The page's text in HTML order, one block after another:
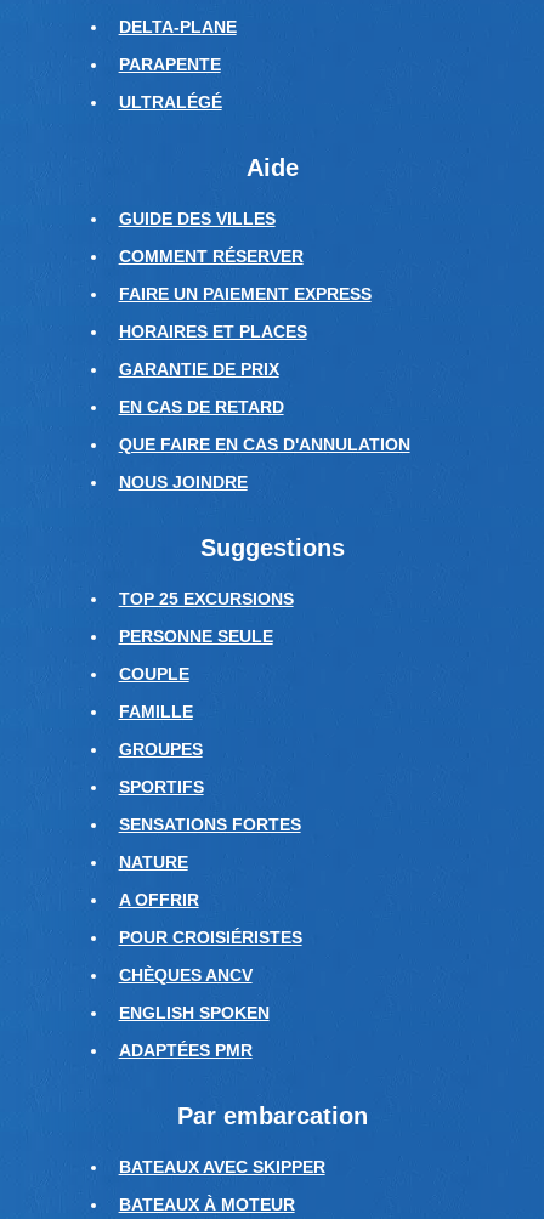
DELTA-PLANE
PARAPENTE
ULTRALÉGÉ
Aide
GUIDE DES VILLES
COMMENT RÉSERVER
FAIRE UN PAIEMENT EXPRESS
HORAIRES ET PLACES
GARANTIE DE PRIX
EN CAS DE RETARD
QUE FAIRE EN CAS D'ANNULATION
NOUS JOINDRE
Suggestions
TOP 25 EXCURSIONS
PERSONNE SEULE
COUPLE
FAMILLE
GROUPES
SPORTIFS
SENSATIONS FORTES
NATURE
A OFFRIR
POUR CROISIÉRISTES
CHÈQUES ANCV
ENGLISH SPOKEN
ADAPTÉES PMR
Par embarcation
BATEAUX AVEC SKIPPER
BATEAUX À MOTEUR